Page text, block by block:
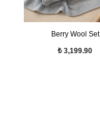
Berry Wool Set
₺ 3,199.90